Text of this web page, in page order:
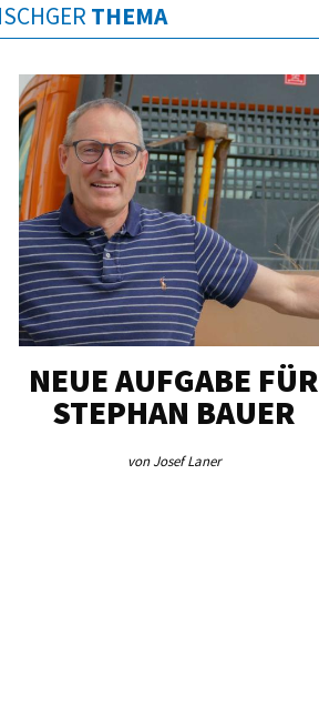
THEMA
NEUE AUFGABE FÜR
STEPHAN BAUER
von Josef Laner